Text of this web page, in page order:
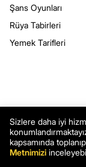
Şans Oyunları
Rüya Tabirleri
Yemek Tarifleri
BİZİ TAKİP EDİN
Sizlere daha iyi
kapsamında
Metnimizi